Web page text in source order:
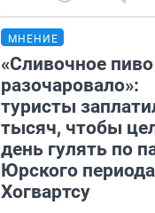
МНЕНИЕ
«Сливочное пиво
разочаровало»:
туристы
тысяч, чтобы
день гулять по
Юрского
Хогвартсу